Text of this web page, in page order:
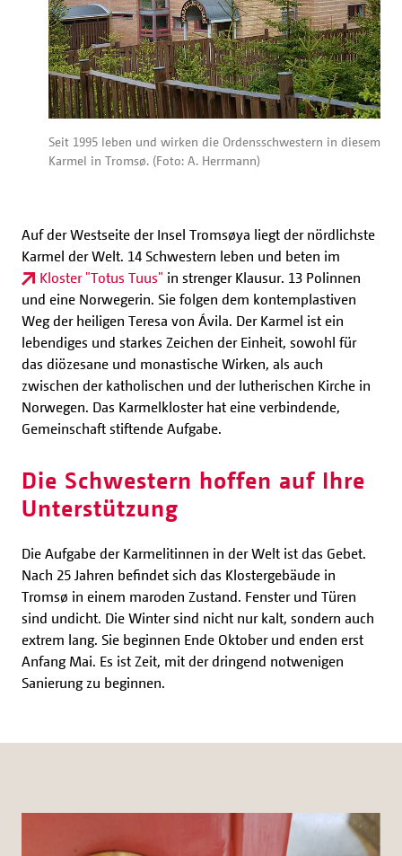
Seit 1995 leben und wirken die Ordensschwestern in diesem
Karmel in Tromsø. (Foto: A. Herrmann)
Auf der Westseite der Insel Tromsøya liegt der nördlichste
Karmel der Welt. 14 Schwestern leben und beten im
Kloster "Totus Tuus" in strenger Klausur. 13 Polinnen
und eine Norwegerin. Sie folgen dem kontemplastiven
Weg der heiligen Teresa von Ávila. Der Karmel ist ein
lebendiges und starkes Zeichen der Einheit, sowohl für
das diözesane und monastische Wirken, als auch
zwischen der katholischen und der lutherischen Kirche in
Norwegen. Das Karmelkloster hat eine verbindende,
Gemeinschaft stiftende Aufgabe.
Die Schwestern hoffen auf Ihre
Unterstützung
Die Aufgabe der Karmelitinnen in der Welt ist das Gebet.
Nach 25 Jahren befindet sich das Klostergebäude in
Tromsø in einem maroden Zustand. Fenster und Türen
sind undicht. Die Winter sind nicht nur kalt, sondern auch
extrem lang. Sie beginnen Ende Oktober und enden erst
Anfang Mai. Es ist Zeit, mit der dringend notwenigen
Sanierung zu beginnen.